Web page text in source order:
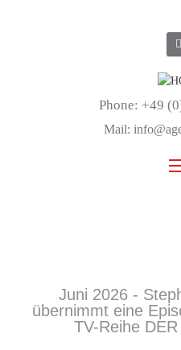
Phone: +49
Mail:
Juni 2026 -
übernimmt eine
TV-Reihe